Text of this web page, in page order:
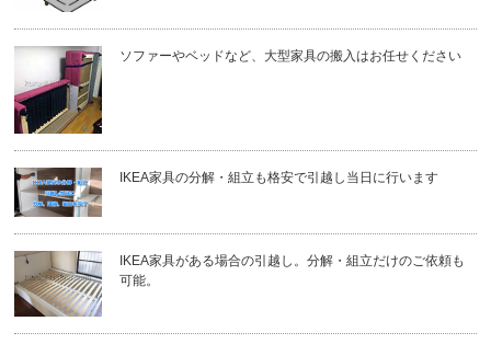
ソファーやベッドなど、大型家具の搬入はお任せください
IKEA家具の分解・組立も格安で引越し当日に行います
IKEA家具がある場合の引越し。分解・組立だけのご依頼も
可能。